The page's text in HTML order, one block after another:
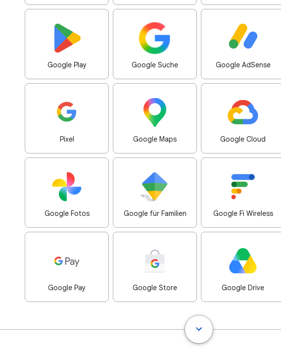
Google Play Google Suche Google AdSense
Pixel Google Maps Google Cloud
Google Fotos Google für Familien Google Fi Wireless
Google Pay Google Store Google Drive